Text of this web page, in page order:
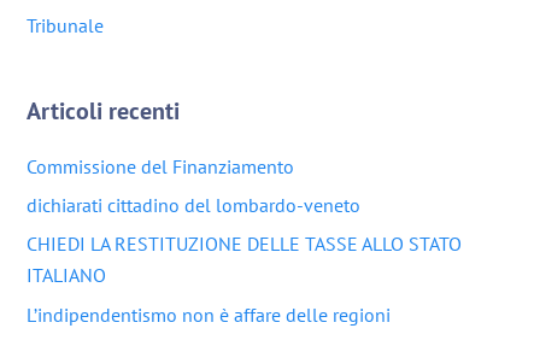
Tribunale
Articoli recenti
Commissione del Finanziamento
dichiarati cittadino del lombardo-veneto
CHIEDI LA RESTITUZIONE DELLE TASSE ALLO STATO
ITALIANO
L’indipendentismo non è affare delle regioni